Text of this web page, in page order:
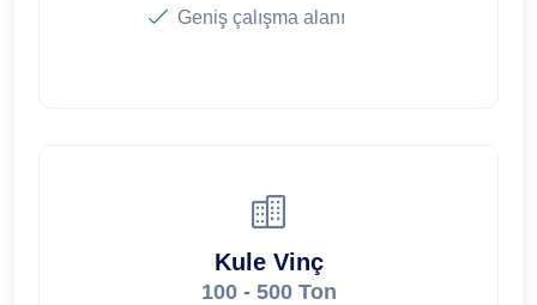
Geniş çalışma alanı
Kule Vinç
100 - 500 Ton